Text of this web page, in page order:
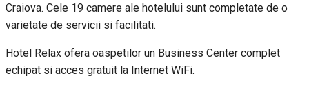
Craiova. Cele 19 camere ale hotelului sunt completate de o
varietate de servicii si facilitati.
Hotel Relax ofera oaspetilor un Business Center complet
echipat si acces gratuit la Internet WiFi.